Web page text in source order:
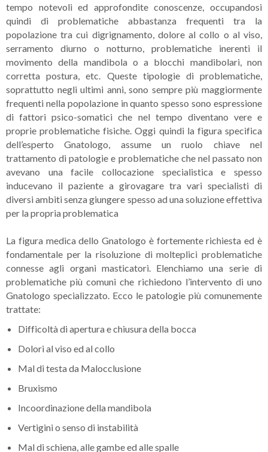
tempo notevoli ed approfondite conoscenze, occupandosi
quindi di problematiche abbastanza frequenti tra la
popolazione tra cui digrignamento, dolore al collo o al viso,
serramento diurno o notturno, problematiche inerenti il
movimento della mandibola o a blocchi mandibolari, non
corretta postura, etc. Queste tipologie di problematiche,
soprattutto negli ultimi anni, sono sempre più maggiormente
frequenti nella popolazione in quanto spesso sono espressione
di fattori psico-somatici che nel tempo diventano vere e
proprie problematiche fisiche. Oggi quindi la figura specifica
dell’esperto Gnatologo, assume un ruolo chiave nel
trattamento di patologie e problematiche che nel passato non
avevano una facile collocazione specialistica e spesso
inducevano il paziente a girovagare tra vari specialisti di
diversi ambiti senza giungere spesso ad una soluzione effettiva
per la propria problematica
La figura medica dello Gnatologo è fortemente richiesta ed è
fondamentale per la risoluzione di molteplici problematiche
connesse agli organi masticatori. Elenchiamo una serie di
problematiche più comuni che richiedono l’intervento di uno
Gnatologo specializzato. Ecco le patologie più comunemente
trattate:
Difficoltà di apertura e chiusura della bocca
Dolori al viso ed al collo
Mal di testa da Malocclusione
Bruxismo
Incoordinazione della mandibola
Vertigini o senso di instabilità
Mal di schiena, alle gambe ed alle spalle